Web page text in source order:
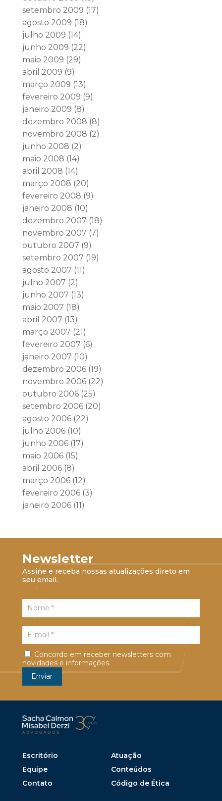
setembro 2009 (17)
agosto 2009 (18)
julho 2009 (14)
junho 2009 (22)
maio 2009 (29)
abril 2009 (9)
março 2009 (13)
fevereiro 2009 (9)
janeiro 2009 (8)
dezembro 2008 (8)
novembro 2008 (2)
junho 2008 (2)
maio 2008 (14)
abril 2008 (14)
março 2008 (20)
fevereiro 2008 (9)
janeiro 2008 (10)
dezembro 2007 (18)
novembro 2007 (7)
outubro 2007 (9)
setembro 2007 (19)
agosto 2007 (11)
julho 2007 (2)
junho 2007 (13)
maio 2007 (18)
abril 2007 (13)
março 2007 (21)
fevereiro 2007 (6)
janeiro 2007 (10)
dezembro 2006(19)
novembro 2006(22)
outubro 2006(25)
setembro 2006(20)
agosto 2006(22)
julho 2006(10)
junho 2006(17)
maio 2006(15)
abril 2006(8)
março 2006(12)
fevereiro 2006(3)
janeiro 2006(11)
Newsletter
Assine e receba nossas atualizações direto em
seu email.
Concordo em receber newsletters com
novidades e informações.
Escritório
Atuação
Equipe
Conteúdos
Contato
Código de Ética